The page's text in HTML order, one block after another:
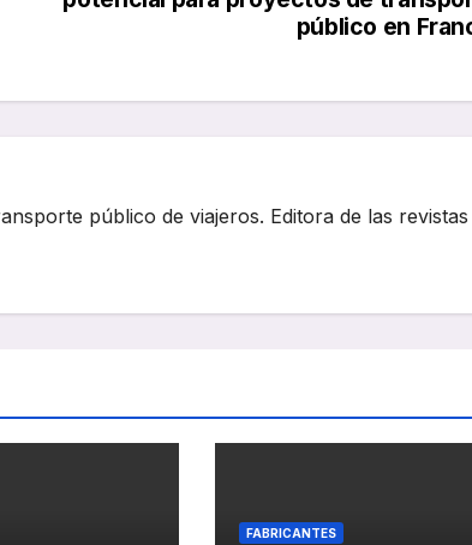
público en
público de viajeros. Editora de las revistas
FABRICANTES